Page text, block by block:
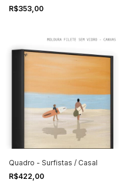
R$353,00
Quadro - Surfistas / Casal
R$422,00